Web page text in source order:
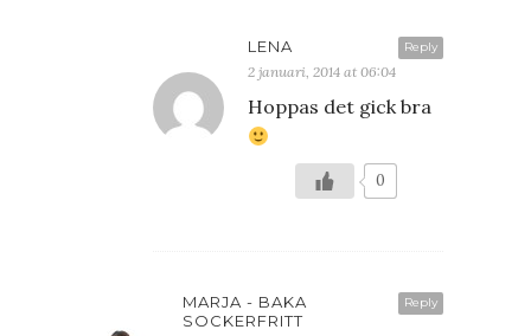
Reply
LENA
2 januari, 2014 at 06:04
Hoppas det gick bra
0
Reply
MARJA - BAKA
SOCKERFRITT